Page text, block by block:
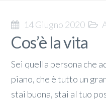
14 Giugno 2020
Cos’è la vita
Sei quella persona che
piano, che è tutto un
stai buona, stai al tuo